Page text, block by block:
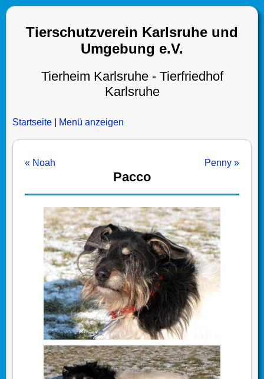
Tierschutzverein Karlsruhe und
Umgebung e.V.
Tierheim Karlsruhe - Tierfriedhof
Karlsruhe
Startseite Menü anzeigen
« Noah Penny »
Pacco